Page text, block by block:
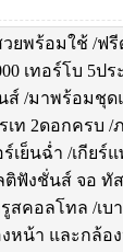
ยพร้อมใช้ /ฟรี
เทอร์โบ 5ป
ส์ /มาพร้อมชุด
ท 2ดอกครบ /
เย็นฉ่ำ /เกียร์
ติฟังชั่นส์ จอ ทั
สคอลโทล /เบ
หน้า และกล้อ